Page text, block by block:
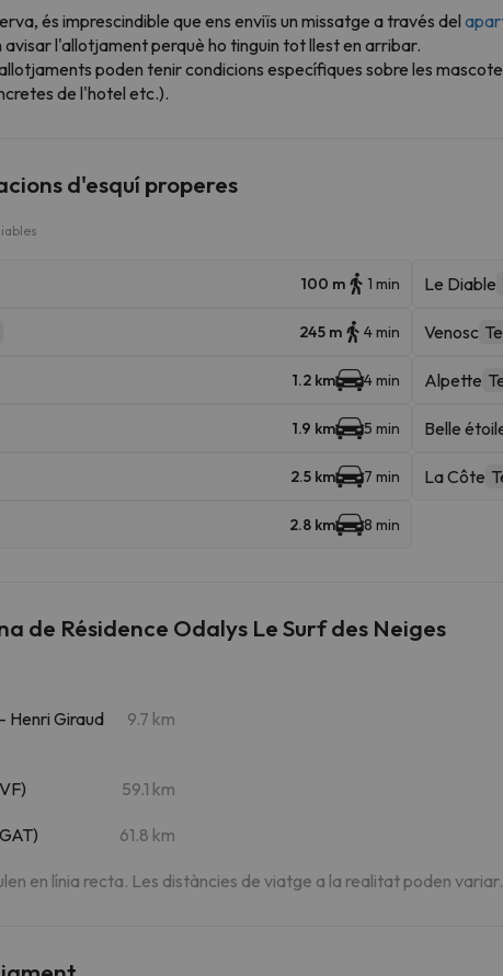
és imprescindible que ens enviïs un missatge a través del
l'allotjament perquè ho tinguin tot llest en arribar.
poden tenir condicions específiques sobre les
de l'hotel etc.).
d'esquí properes
100 m 1 min Le Diable
245 m 4 min Venosc
1.2 km 4 min Alpette
1.9 km 5 min Belle
2.5 km 7 min La Côte
2.8 km 8 min
de Résidence Odalys Le Surf des Neiges
Henri Giraud
9.7 km
59.1 km
61.8 km
en línia recta. Les distàncies de viatge a la realitat poden variar.